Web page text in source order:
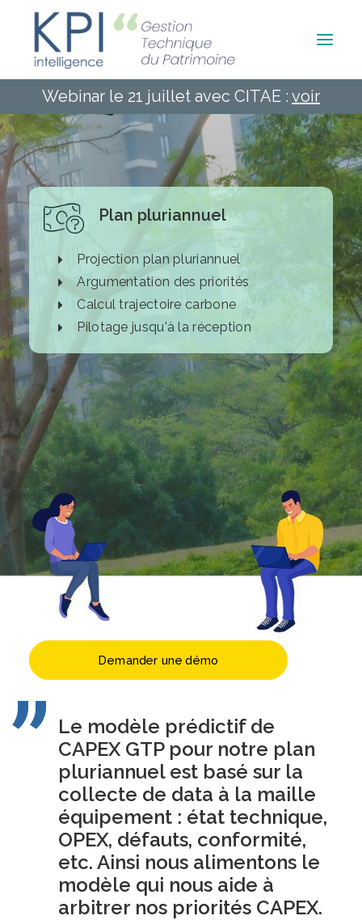
Accueil
Qui sommes-nous ?
Contact
Webinar le 21 juillet avec CITAE : voir
Plan pluriannuel
Projection plan pluriannuel
Argumentation des priorités
Calcul trajectoire carbone
Pilotage jusqu'à la réception
Demander une démo
Le modèle prédictif de
CAPEX GTP pour notre plan
pluriannuel est basé sur la
collecte de data à la maille
équipement : état technique,
OPEX, défauts, conformité,
etc. Ainsi nous alimentons le
modèle qui nous aide à
arbitrer nos priorités CAPEX.